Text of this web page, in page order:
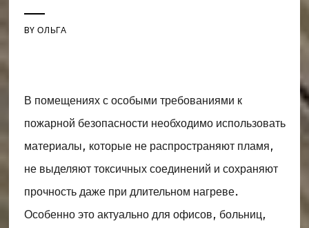
BYОЛЬГА
В помещениях с особыми требованиями к
пожарной безопасности необходимо использовать
материалы, которые не распространяют пламя,
не выделяют токсичных соединений и сохраняют
прочность даже при длительном нагреве.
Особенно это актуально для офисов, больниц,